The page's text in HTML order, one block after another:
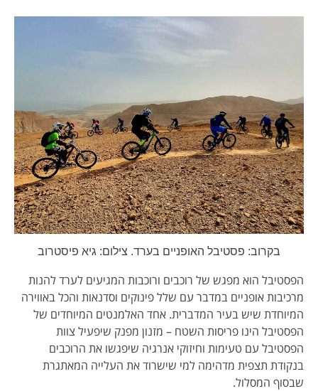
בקרוב: פסטיבל האופניים בערד. צילום: גיא פיסטרוב
הפסטיבל הוא מפגש של רוכבים ורוכבות המגיעים לערד להנות
מרכיבות אופניים במדבר עם שלל פינוקים וסדנאות והכל באווירה
המיוחדת שיש בעיר המדברית. אחד האלמנטים המיוחדים של
הפסטיבל הינו פריסות השטח – מזנון מפנק שיפעיל צוות
הפסטיבל עם טעימות וחיזוקי אנרגיה שיפגשו את הרוכבים
בנקודת תצפית מדהימה למי שישרוד את העלייה המאתגרת
שבסוף המסלול.